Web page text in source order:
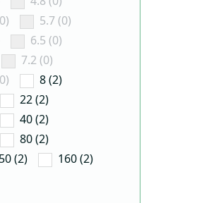
5.7 (0)
6.5 (0)
7.2 (0)
8 (2)
22 (2)
40 (2)
80 (2)
(2)
160 (2)